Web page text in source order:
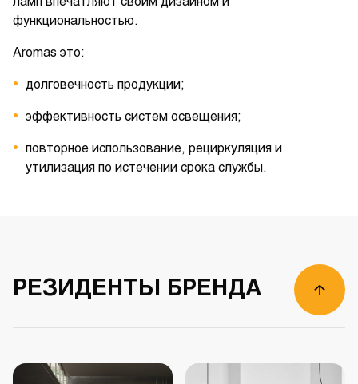
функциональностью.
Aromas это:
долговечность продукции;
эффективность систем освещения;
повторное использование, рециркуляция и
утилизация по истечении срока службы.
01/00
РЕЗИДЕНТЫ БРЕНДА